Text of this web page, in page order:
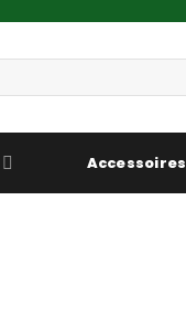
Accessoires